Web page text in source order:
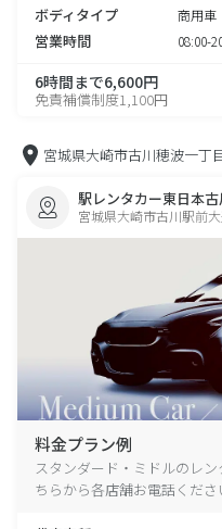
ボディタイプ 商用車
営業時間 08:00-
6時間まで6,600円
免責補償制度1,100円
宮城県大崎市古川穂波一丁
駅レンタカー東日本
宮城県大崎市古川駅前
料金プラン例
スタンダード・ミドルのレ
ちらから各店舗お電話くださ